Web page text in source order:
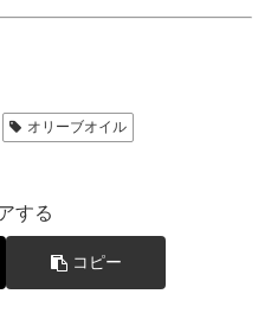
オリーブオイル
する
コピー